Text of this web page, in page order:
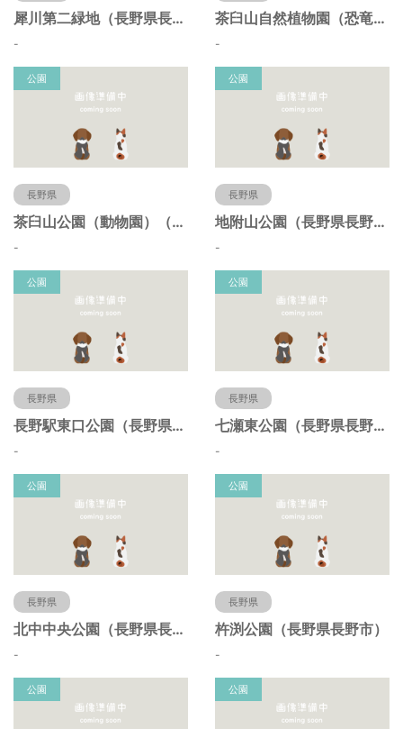
犀川第二緑地（長野県長野市）
-
茶臼山自然植物園（恐竜園）（長野県長野市）
-
公園
長野県
茶臼山公園（動物園）（長野県長野市）
-
公園
長野県
地附山公園（長野県長野市）
-
公園
長野県
長野駅東口公園（長野県長野市）
-
公園
長野県
七瀬東公園（長野県長野市）
-
公園
長野県
北中中央公園（長野県長野市）
-
公園
長野県
杵渕公園（長野県長野市）
-
公園 公園